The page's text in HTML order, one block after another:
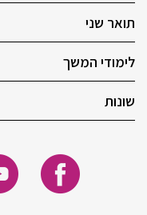
תואר שני
לימודי המשך
שונות